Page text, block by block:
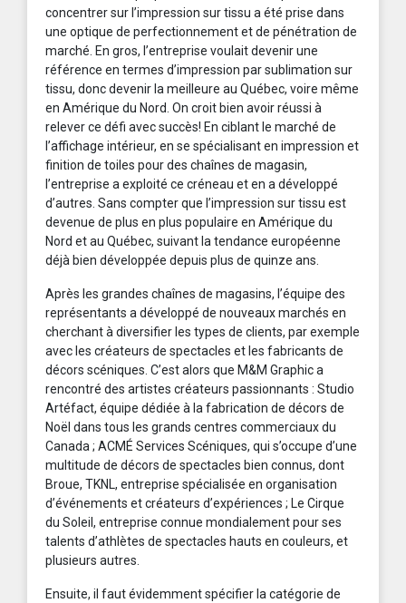
concentrer sur l’impression sur tissu a été prise dans
une optique de perfectionnement et de pénétration de
marché. En gros, l’entreprise voulait devenir une
référence en termes d’impression par sublimation sur
tissu, donc devenir la meilleure au Québec, voire même
en Amérique du Nord. On croit bien avoir réussi à
relever ce défi avec succès! En ciblant le marché de
l’affichage intérieur, en se spécialisant en impression et
finition de toiles pour des chaînes de magasin,
l’entreprise a exploité ce créneau et en a développé
d’autres. Sans compter que l’impression sur tissu est
devenue de plus en plus populaire en Amérique du
Nord et au Québec, suivant la tendance européenne
déjà bien développée depuis plus de quinze ans.
Après les grandes chaînes de magasins, l’équipe des
représentants a développé de nouveaux marchés en
cherchant à diversifier les types de clients, par exemple
avec les créateurs de spectacles et les fabricants de
décors scéniques. C’est alors que M&M Graphic a
rencontré des artistes créateurs passionnants : Studio
Artéfact, équipe dédiée à la fabrication de décors de
Noël dans tous les grands centres commerciaux du
Canada ; ACMÉ Services Scéniques, qui s’occupe d’une
multitude de décors de spectacles bien connus, dont
Broue, TKNL, entreprise spécialisée en organisation
d’événements et créateurs d’expériences ; Le Cirque
du Soleil, entreprise connue mondialement pour ses
talents d’athlètes de spectacles hauts en couleurs, et
plusieurs autres.
Ensuite, il faut évidemment spécifier la catégorie de